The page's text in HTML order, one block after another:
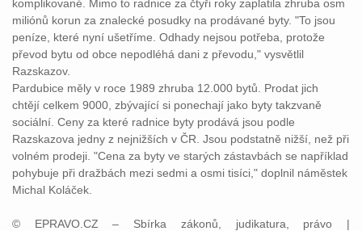
komplikované. Mimo to radnice za čtyři roky zaplatila zhruba osm
miliónů korun za znalecké posudky na prodávané byty. "To jsou
peníze, které nyní ušetříme. Odhady nejsou potřeba, protože
převod bytu od obce nepodléhá dani z převodu," vysvětlil
Razskazov.
Pardubice měly v roce 1989 zhruba 12.000 bytů. Prodat jich
chtějí celkem 9000, zbývající si ponechají jako byty takzvaně
sociální. Ceny za které radnice byty prodává jsou podle
Razskazova jedny z nejnižších v ČR. Jsou podstatně nižší, než při
volném prodeji. "Cena za byty ve starých zástavbách se například
pohybuje při dražbách mezi sedmi a osmi tisíci," doplnil náměstek
Michal Koláček.
© EPRAVO.CZ – Sbírka zákonů, judikatura, právo |